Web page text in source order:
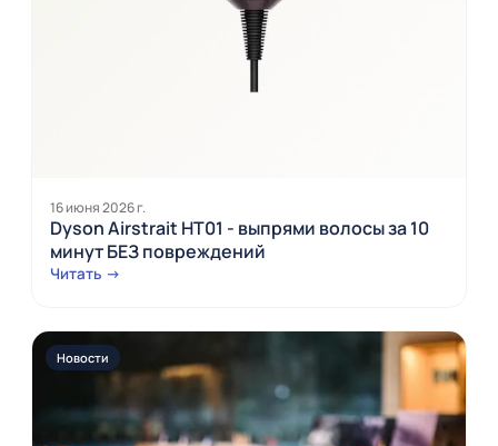
16 июня 2026 г.
Dyson Airstrait HT01 - выпрями волосы за 10
минут БЕЗ повреждений
Читать →
Новости